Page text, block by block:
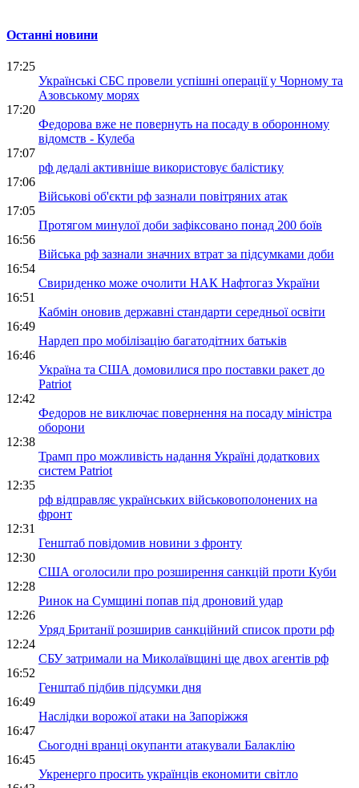
Останні новини
17:25
Українські СБС провели успішні операції у Чорному та
Азовському морях
17:20
Федорова вже не повернуть на посаду в оборонному
відомств - Кулеба
17:07
рф дедалі активніше використовує балістику
17:06
Військові об'єкти рф зазнали повітряних атак
17:05
Протягом минулої доби зафіксовано понад 200 боїв
16:56
Війська рф зазнали значних втрат за підсумками доби
16:54
Свириденко може очолити НАК Нафтогаз України
16:51
Кабмін оновив державні стандарти середньої освіти
16:49
Нардеп про мобілізацію багатодітних батьків
16:46
Україна та США домовилися про поставки ракет до
Patriot
12:42
Федоров не виключає повернення на посаду міністра
оборони
12:38
Трамп про можливість надання Україні додаткових
систем Patriot
12:35
рф відправляє українських військовополонених на
фронт
12:31
Генштаб повідомив новини з фронту
12:30
США оголосили про розширення санкцій проти Куби
12:28
Ринок на Сумщині попав під дроновий удар
12:26
Уряд Британії розширив санкційний список проти рф
12:24
СБУ затримали на Миколаївщині ще двох агентів рф
16:52
Генштаб підбив підсумки дня
16:49
Наслідки ворожої атаки на Запоріжжя
16:47
Сьогодні вранці окупанти атакували Балаклію
16:45
Укренерго просить українців економити світло